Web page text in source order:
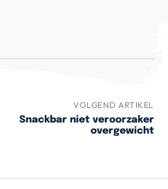
VOLGEND ARTIKEL
Snackbar niet veroorzaker
overgewicht